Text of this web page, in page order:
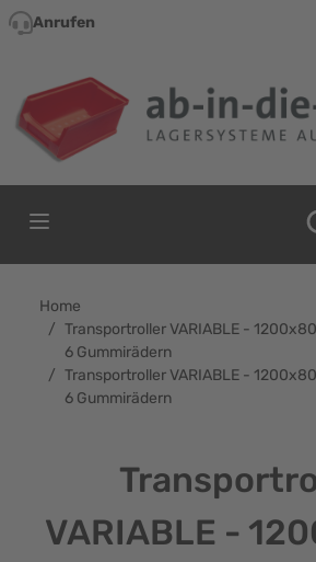
Direkt zum Inhalt
Anrufen
Home
/ Transportroller VARIABLE -
6 Gummirädern
/ Transportroller VARIABLE -
6 Gummirädern
VARIABLE -